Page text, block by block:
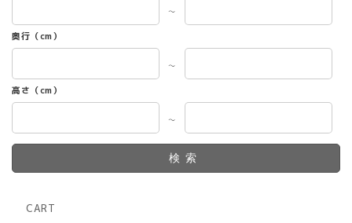
～
奥行（cm）
～
高さ（cm）
～
検索
CART